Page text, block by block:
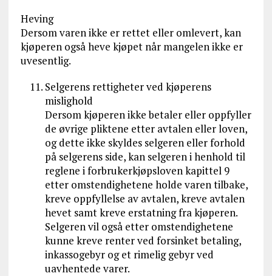
Heving
Dersom varen ikke er rettet eller omlevert, kan
kjøperen også heve kjøpet når mangelen ikke er
uvesentlig.
Selgerens rettigheter ved kjøperens
mislighold
Dersom kjøperen ikke betaler eller oppfyller
de øvrige pliktene etter avtalen eller loven,
og dette ikke skyldes selgeren eller forhold
på selgerens side, kan selgeren i henhold til
reglene i forbrukerkjøpsloven kapittel 9
etter omstendighetene holde varen tilbake,
kreve oppfyllelse av avtalen, kreve avtalen
hevet samt kreve erstatning fra kjøperen.
Selgeren vil også etter omstendighetene
kunne kreve renter ved forsinket betaling,
inkassogebyr og et rimelig gebyr ved
uavhentede varer.